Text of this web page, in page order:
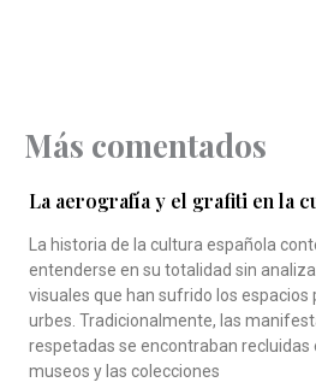
Más comentados
La aerografía y el grafiti en la
La historia de la cultura española
entenderse en su totalidad sin
visuales que han sufrido los espacios
urbes. Tradicionalmente, las
respetadas se encontraban recluidas
museos y las colecciones